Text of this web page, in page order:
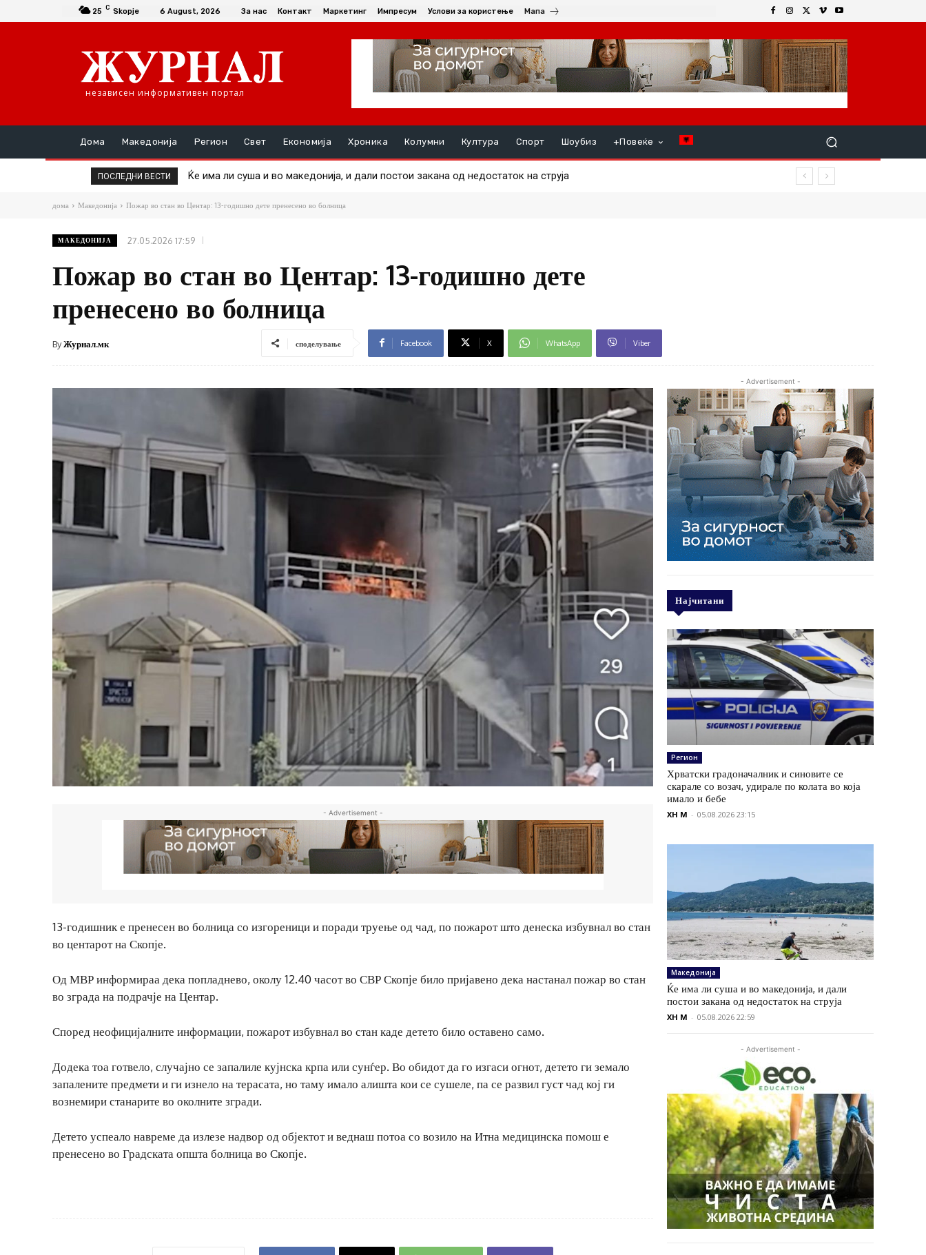
25 C Skopje 6 August, 2026 За нас Контакт Маркетинг Импресум Услови за користење Мапа
независен информативен портал
Дома Македонија Регион Свет Економија Хроника Колумни Култура Спорт Шоубиз +Повеќе
ПОСЛЕДНИ ВЕСТИ Ќе има ли суша и во македонија, и дали постои закана од недостаток на струја
Пекол во Србија: Изгоре маж во еден од пожарите
дома Македонија Пожар во стан во Центар: 13-годишно дете пренесено во болница
МАКЕДОНИЈА 27.05.2026 17:59
Пожар во стан во Центар: 13-годишно дете
пренесено во болница
ByЖурнал.мк споделување Facebook X WhatsApp Viber
- Advertisement -
13-годишник е пренесен во болница со изгореници и поради труење од чад, по пожарот што денеска избувнал во стан
во центарот на Скопје.
Од МВР информираа дека попладнево, околу 12.40 часот во СВР Скопје било пријавено дека настанал пожар во стан
во зграда на подрачје на Центар.
Според неофицијалните информации, пожарот избувнал во стан каде детето било оставено само.
Додека тоа готвело, случајно се запалиле кујнска крпа или сунѓер. Во обидот да го изгаси огнот, детето ги земало
запалените предмети и ги изнело на терасата, но таму имало алишта кои се сушеле, па се развил густ чад кој ги
вознемири станарите во околните згради.
Детето успеало навреме да излезе надвор од објектот и веднаш потоа со возило на Итна медицинска помош е
пренесено во Градската општа болница во Скопје.
- Advertisement -
Најчитани
Регион
Хрватски градоначалник и синовите се
скарале со возач, удирале по колата во која
имало и бебе
XH M - 05.08.2026 23:15
Македонија
Ќе има ли суша и во македонија, и дали
постои закана од недостаток на струја
XH M - 05.08.2026 22:59
- Advertisement -